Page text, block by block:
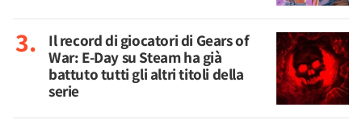
Il record di giocatori di Gears of
War: E-Day su Steam ha già
battuto tutti gli altri titoli della
serie